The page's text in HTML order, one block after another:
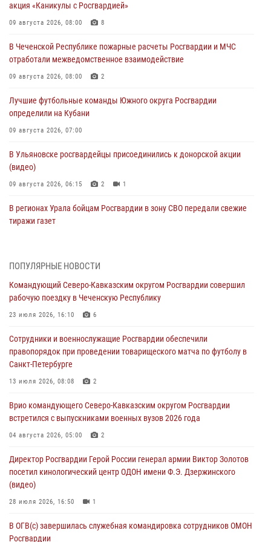
акция «Каникулы с Росгвардией»
09 августа 2026, 08:00 8
В Чеченской Республике пожарные расчеты Росгвардии и МЧС
отработали межведомственное взаимодействие
09 августа 2026, 08:00 2
Лучшие футбольные команды Южного округа Росгвардии
определили на Кубани
09 августа 2026, 07:00
В Ульяновске росгвардейцы присоединились к донорской акции
(видео)
09 августа 2026, 06:15 2 1
В регионах Урала бойцам Росгвардии в зону СВО передали свежие
тиражи газет
Росгвардейцы провели занятие по стрелковой подготовке для
краеведения Луганской Народной Республики
09 августа 2026, 05:00
проходит в Сибири
09 августа 2026, 04:00 5
Росгвардейцы провели патриотическое занятие для детей на
08 августа 2026, 14:10 3
В ЛНР росгвардейцы провели тренировку по единоборствам для
08 августа 2026, 13:00
ПОПУЛЯРНЫЕ НОВОСТИ
Командующий Северо-Кавказским округом Росгвардии совершил
рабочую поездку в Чеченскую Республику
23 июля 2026, 16:10 6
Сотрудники и военнослужащие Росгвардии обеспечили
правопорядок при проведении товарищеского матча по футболу в
Санкт-Петербурге
13 июля 2026, 08:08 2
Врио командующего Северо-Кавказским округом Росгвардии
встретился с выпускниками военных вузов 2026 года
04 августа 2026, 05:00 2
Директор Росгвардии Герой России генерал армии Виктор Золотов
посетил кинологический центр ОДОН имени Ф.Э. Дзержинского
(видео)
28 июля 2026, 16:50 1
В ОГВ(с) завершилась служебная командировка сотрудников ОМОН
Росгвардии